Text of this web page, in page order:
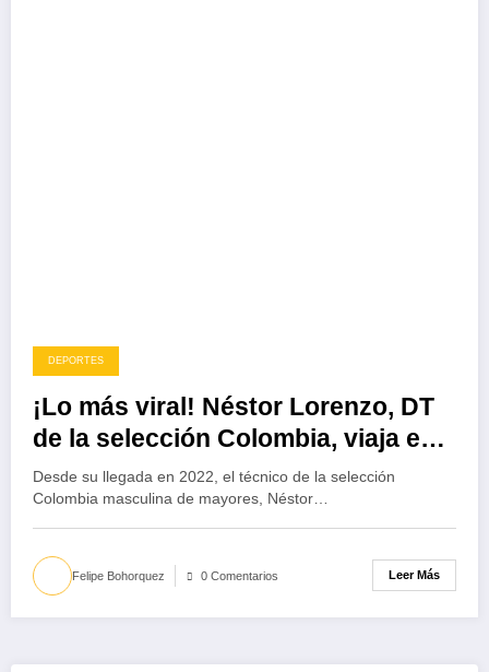
DEPORTES
¡Lo más viral! Néstor Lorenzo, DT
de la selección Colombia, viaja en
el transporte público de Bogotá
Desde su llegada en 2022, el técnico de la selección
Colombia masculina de mayores, Néstor…
Felipe Bohorquez 0 Comentarios Leer Más